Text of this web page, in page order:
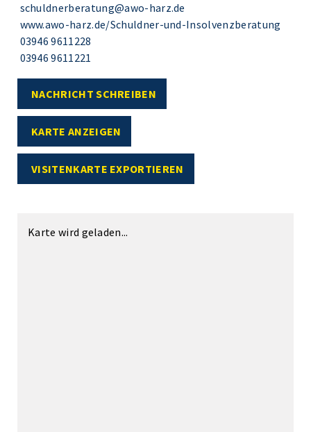
schuldnerberatung@awo-harz.de
www.awo-harz.de/Schuldner-und-Insolvenzberatung
03946 9611228
03946 9611221
NACHRICHT SCHREIBEN
KARTE ANZEIGEN
VISITENKARTE EXPORTIEREN
Karte wird geladen...